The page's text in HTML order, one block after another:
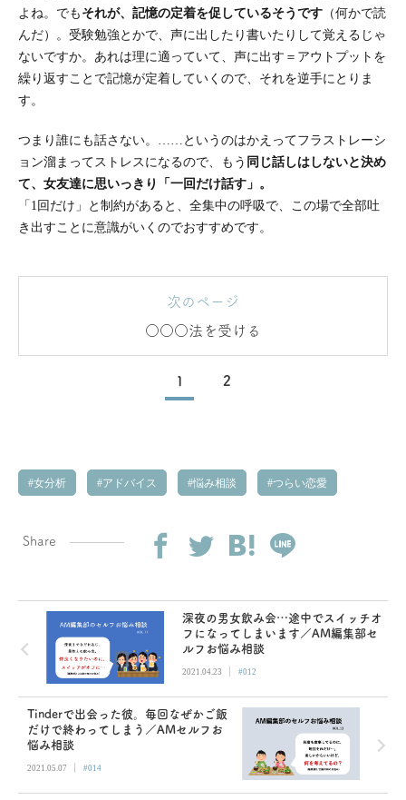
よね。でも それが、記憶の定着を促しているそうです （何かで読
んだ）。受験勉強とかで、声に出したり書いたりして覚えるじゃ
ないですか。あれは理に適っていて、声に出す＝アウトプットを
繰り返すことで記憶が定着していくので、それを逆手にとりま
す。
つまり誰にも話さない。……というのはかえってフラストレーシ
ョン溜まってストレスになるので、もう 同じ話しはしないと決め
て、女友達に思いっきり「一回だけ話す」。
「1回だけ」と制約があると、全集中の呼吸で、この場で全部吐
き出すことに意識がいくのでおすすめです。
次のページ
○○○法を受ける
1 2
女分析 アドバイス 悩み相談 つらい恋愛
Share
深夜の男女飲み会…途中でスイッチオ
フになってしまいます／AM編集部セ
ルフお悩み相談
2021.04.23 | #012
Tinderで出会った彼。毎回なぜかご飯
だけで終わってしまう／AMセルフお
悩み相談
2021.05.07 | #014